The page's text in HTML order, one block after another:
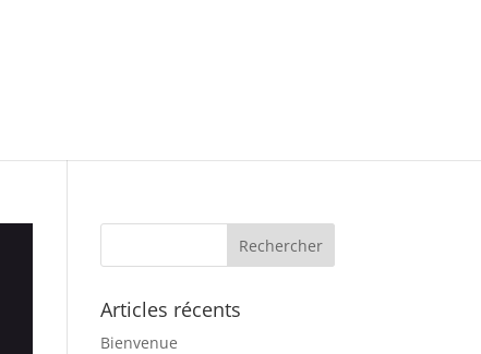
Articles récents
Bienvenue